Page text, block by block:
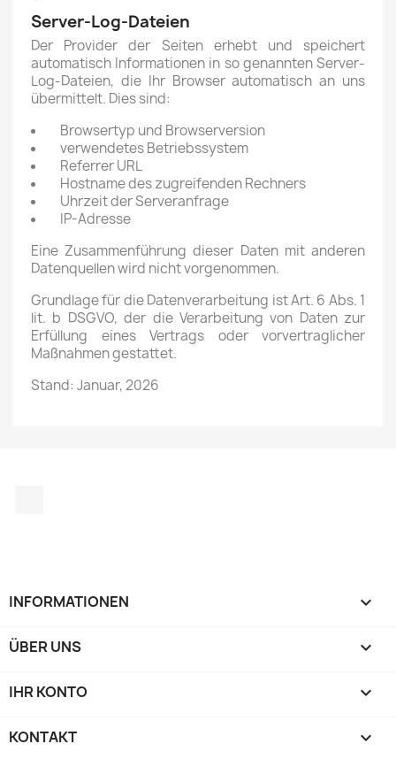
Server-Log-Dateien
Der Provider der Seiten erhebt und speichert
automatisch Informationen in so genannten Server-
Log-Dateien, die Ihr Browser automatisch an uns
übermittelt. Dies sind:
Browsertyp und Browserversion
verwendetes Betriebssystem
Referrer URL
Hostname des zugreifenden Rechners
Uhrzeit der Serveranfrage
IP-Adresse
Eine Zusammenführung dieser Daten mit anderen
Datenquellen wird nicht vorgenommen.
Grundlage für die Datenverarbeitung ist Art. 6 Abs. 1
lit. b DSGVO, der die Verarbeitung von Daten zur
Erfüllung eines Vertrags oder vorvertraglicher
Maßnahmen gestattet.
Stand: Januar, 2026
INFORMATIONEN 
ÜBER UNS 
IHR KONTO 
KONTAKT keyboard_arrow_down